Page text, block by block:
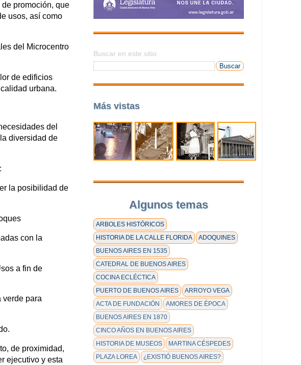
promoción, que
usos, así como
del Microcentro
de edificios
urbana.
del
diversidad de
la posibilidad de
con la
a fin de
verde para
de proximidad,
ejecutivo y esta
Buscar en este sitio
Más vistas
Algunos temas
ARBOLES HISTÓRICOS
HISTORIA DE LA CALLE FLORIDA
ADOQUINES
BUENOS AIRES EN 1535
CATEDRAL DE BUENOS AIRES
COCINA ECLÉCTICA
PUERTO DE BUENOS AIRES
ARROYO VEGA
ACTA DE FUNDACIÓN
AMORES DE ÉPOCA
BUENOS AIRES EN 1870
CINCO AÑOS EN BUENOS AIRES
HISTORIA DE MUSEOS
MARTINA CÉSPEDES
PLAZA LOREA
¿EXISTIÓ BUENOS AIRES?